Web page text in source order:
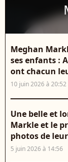
Meghan
ses enfants :
ont chacun
10 juin 2026 à 20:52
Une belle et
Markle et le
photos de
5 juin 2026 à 14:56